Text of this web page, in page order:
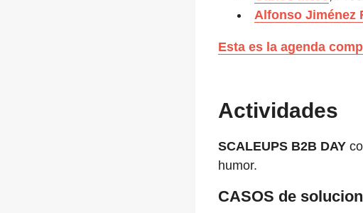
Alfonso Jiménez
Esta es la agenda
Actividades
SCALEUPS B2B DAY
humor.
CASOS de